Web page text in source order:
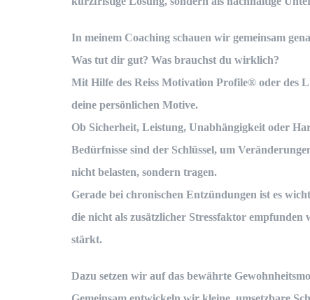
In meinem Coaching schauen wir gemeinsam
Was tut dir gut? Was brauchst du wirklich?
Mit Hilfe des Reiss Motivation Profile® oder des
deine persönlichen Motive.
Ob Sicherheit, Leistung, Unabhängigkeit oder
Bedürfnisse sind der Schlüssel, um
nicht belasten, sondern tragen.
Gerade bei chronischen Entzündungen ist es
die nicht als zusätzlicher Stressfaktor
stärkt.
Dazu setzen wir auf das bewährte